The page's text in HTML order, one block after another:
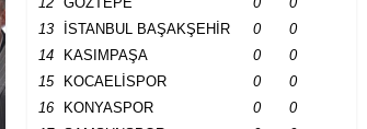
13
İSTANBUL BAŞAKŞEHİR 0
0
14
KASIMPAŞA 0
0
15
KOCAELİSPOR 0
0
16
KONYASPOR 0
0